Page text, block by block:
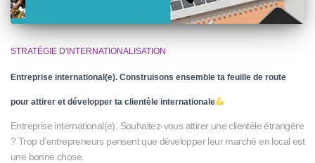
STRATÉGIE D'INTERNATIONALISATION
Entreprise international(e). Construisons ensemble ta feuille de route
pour attirer et développer ta clientèle internationale
Entreprise international(e). Souhaitez-vous attirer une clientèle étrangère
? Trop d’entrepreneurs pensent que développer leur marché en local est
une bonne chose.